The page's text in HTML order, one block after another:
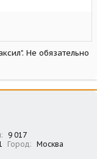
Не обязательно
9 017
Город
Москва